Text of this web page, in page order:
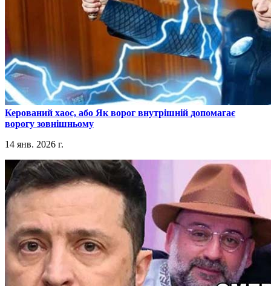
​Керований хаос, або Як ворог внутрішній допомагає
ворогу зовнішньому
14 янв. 2026 г.